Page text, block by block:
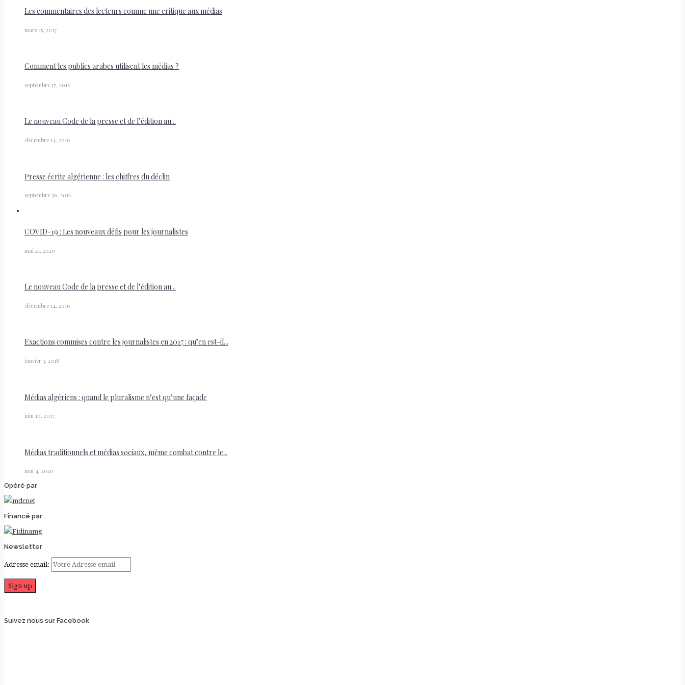
Les commentaires des lecteurs comme une critique aux médias
mars 15, 2017
Comment les publics arabes utilisent les médias ?
septembre 17, 2016
Le nouveau Code de la presse et de l’édition au...
décembre 14, 2016
Presse écrite algérienne : les chiffres du déclin
septembre 30, 2016
COVID-19 : Les nouveaux défis pour les journalistes
mai 21, 2020
Le nouveau Code de la presse et de l’édition au...
décembre 14, 2016
Exactions commises contre les journalistes en 2017 : qu’en est-il...
janvier 3, 2018
Médias algériens : quand le pluralisme n’est qu’une façade
juin 10, 2017
Médias traditionnels et médias sociaux, même combat contre le...
mai 4, 2020
Opéré par
Financé par
Newsletter
Adresse email:
Suivez nous sur Facebook